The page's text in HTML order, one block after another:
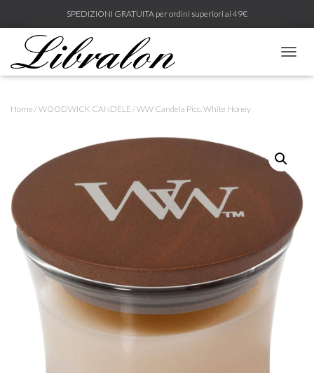
SPEDIZIONI GRATUITA per ordini superiori ai 49€
A
N
O
G
G
Home /WOODWICK CANDELE / WW Candela Picc. White Honey